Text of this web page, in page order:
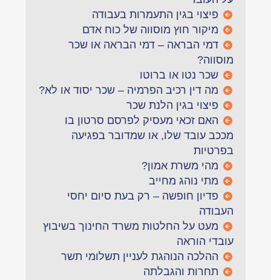
פיצוי בגין התעמרות בעבודה
מיקור חוץ מוסווה של כוח אדם
דמי הבראה – דמי הבראה או שכר
מוסווה?
שכר נטו או ברוטו
מה דין רכיב הפרמיה – שכר יסוד או לא?
פיצוי בגין הלנת שכר
האם זכאי מעסיק לפרסם סרטון בו
מככב עובד שלו, או שמדובר בפגיעה
בפרטיות
מהי משרת אמון?
מתי נוהג מחייב
פדיון חופשה – רק בעת סיום יחסי
העבודה
מעט על החלטות משרד החינוך בשיבוץ
עובדי הוראה
ההלכה הנוהגת לעניין תשלומי תשר
תחרות והגבלתה